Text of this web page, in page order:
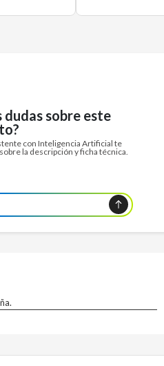
dudas sobre este
con Inteligencia Artificial te
la descripción y ficha técnica.